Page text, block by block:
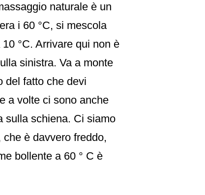
naturale è un
i 60 °C, si mescola
°C. Arrivare qui non è
sinistra. Va a monte
del fatto che devi
a volte ci sono anche
sulla schiena. Ci siamo
è davvero freddo,
bollente a 60 ° C è